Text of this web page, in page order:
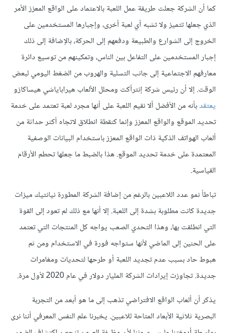
كما أن الشركة جعلت طريقة عمل اللعبة بالاعتماد على الواقع المعزز الأمر
الذي جعلها تتميز ولا تشبه أي لعبة أخرى، وإجبارها المستخدمين على
الخروج إلى الشوارع والطبيعة ودفعهم إلى الحركة، بالإضافة إلى ذلك
إجبار المستخدمين على التفاعل بين الناس، وتمكينهم من توسيع دائرة
معارفهم الاجتماعية إلى جانب التسلية والهروب من الضغط اليومي لبعض
الوقت. إلا أن رئيس شركة إنترأكت ومحلل الألعاب هيراباياشي هيساكازو
يعتقدبأنه من الأفضل ألا نقيم اللعبة على أنها مجرد لعبة تعتمد على خدمة
تحديد الموقع والواقع المعزز وإنما كنقطة انطلاق لاتجاه أكثر حداثة من
ألعاب الهواتف الذكية ذات الواقع المعزز باستخدام البيانات الوصفية
المعتمدة على خدمة تحديد الموقع. هذا بالضبط ما جعلها تحطم الأرقام
القياسية.
تباطأ نمو عدد اللاعبين بالرغم من إضافة الشركة المطورة نيانتيك ميزات
جديدة كانت مطلوبة بشدة إلى اللعبة. إلا أنها مع ذلك لم تعود إلى القوة
التي انطلقت بها، وهذا التحدي الصعب يواجه كل المنتجات التي تعتمد
على الحنين إلى الماضي لأنها ستواجه فورة في الاستخدام ومن ثم
هبوط حاد بسبب عدم تجديد اللعبة أو طرحها لتحديات ومغامرات
جديدة. تجاوزت إيرادات الشركة المليار دولار في عام 2020 لأول مرة.‪
يذكر أن ألعاب الواقع الافتراضي تذهب إلى ما هو أبعد من التجربة
البصرية ثلاثية الأبعاد المتاحة للاعبين. يخبرنا علم النفس المعرفي أننا نرى